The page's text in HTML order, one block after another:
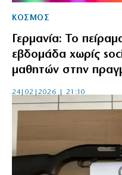
ΚΟΣΜΟΣ
Γερμανία: Το
εβδομάδα χωρίς
μαθητών στην
24|02|2026 | 21:10